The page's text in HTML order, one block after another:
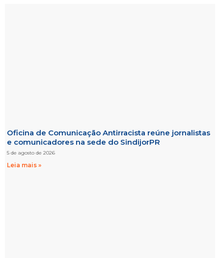
Oficina de Comunicação Antirracista reúne jornalistas
e comunicadores na sede do SindijorPR
5 de agosto de 2026
Leia mais »